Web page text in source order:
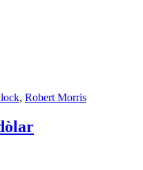
, Robert Morris